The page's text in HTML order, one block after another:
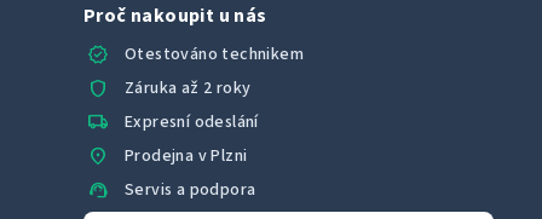
Proč nakoupit u nás
verified
Otestováno technikem
shield Záruka až 2 roky
local_shipping Expresní odeslání
location_on Prodejna v Plzni
support_agent Servis a podpora